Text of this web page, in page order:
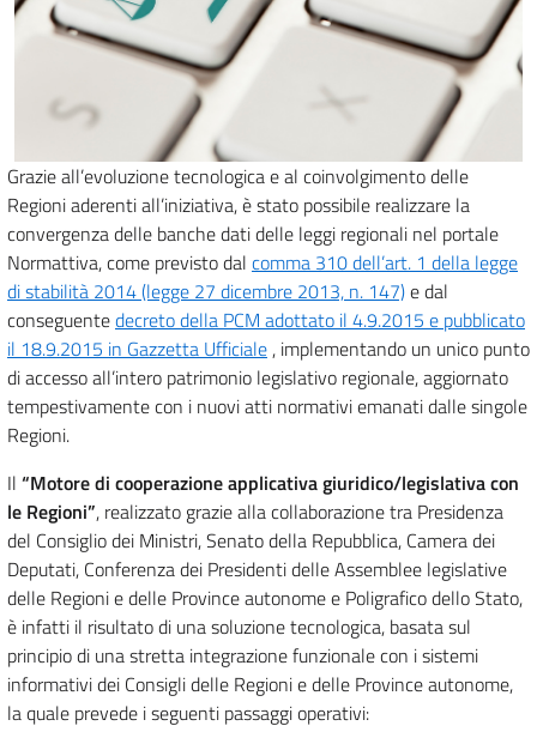
Grazie all’evoluzione tecnologica e al coinvolgimento delle
Regioni aderenti all’iniziativa, è stato possibile realizzare la
convergenza delle banche dati delle leggi regionali nel portale
Normattiva, come previsto dal comma 310 dell’art. 1 della legge
di stabilità 2014 (legge 27 dicembre 2013, n. 147)e dal
conseguentedecreto della PCM adottato il 4.9.2015 e pubblicato
il 18.9.2015 in Gazzetta Ufficiale , implementando un unico punto
di accesso all’intero patrimonio legislativo regionale, aggiornato
tempestivamente con i nuovi atti normativi emanati dalle singole
Regioni.
Il “Motore di cooperazione applicativa giuridico/legislativa con
le Regioni”, realizzato grazie alla collaborazione tra Presidenza
del Consiglio dei Ministri, Senato della Repubblica, Camera dei
Deputati, Conferenza dei Presidenti delle Assemblee legislative
delle Regioni e delle Province autonome e Poligrafico dello Stato,
è infatti il risultato di una soluzione tecnologica, basata sul
principio di una stretta integrazione funzionale con i sistemi
informativi dei Consigli delle Regioni e delle Province autonome,
la quale prevede i seguenti passaggi operativi: